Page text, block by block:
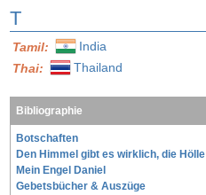
T
Tamil:
India
Thai:
Thailand
Bibliographie
Botschaften
Den Himmel gibt es wirklich, die
Mein Engel Daniel
Gebetsbücher & Auszüge